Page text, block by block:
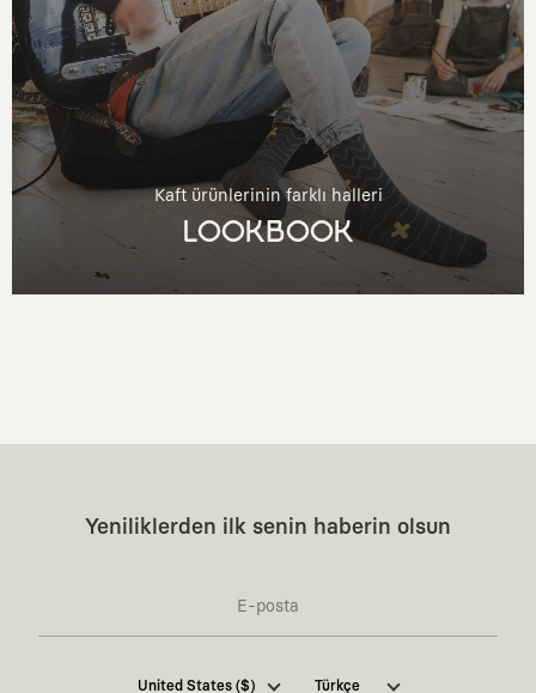
Kaft ürünlerinin farklı halleri
LOOKBOOK
Yeniliklerden ilk senin haberin olsun
Kaft Tasarım Tekstil Sanayi ve Ticaret Anonim
United States ($) Türkçe